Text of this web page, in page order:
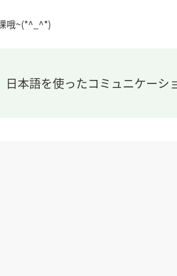
哦~(*^_^*)
本語を使ったコミュニケーシ